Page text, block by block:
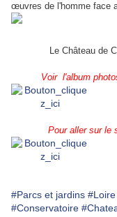
œuvres de l'homme face
Le Château de
Voir l'album
Pour aller sur le
#Parcs et jardins #Loire
#Conservatoire